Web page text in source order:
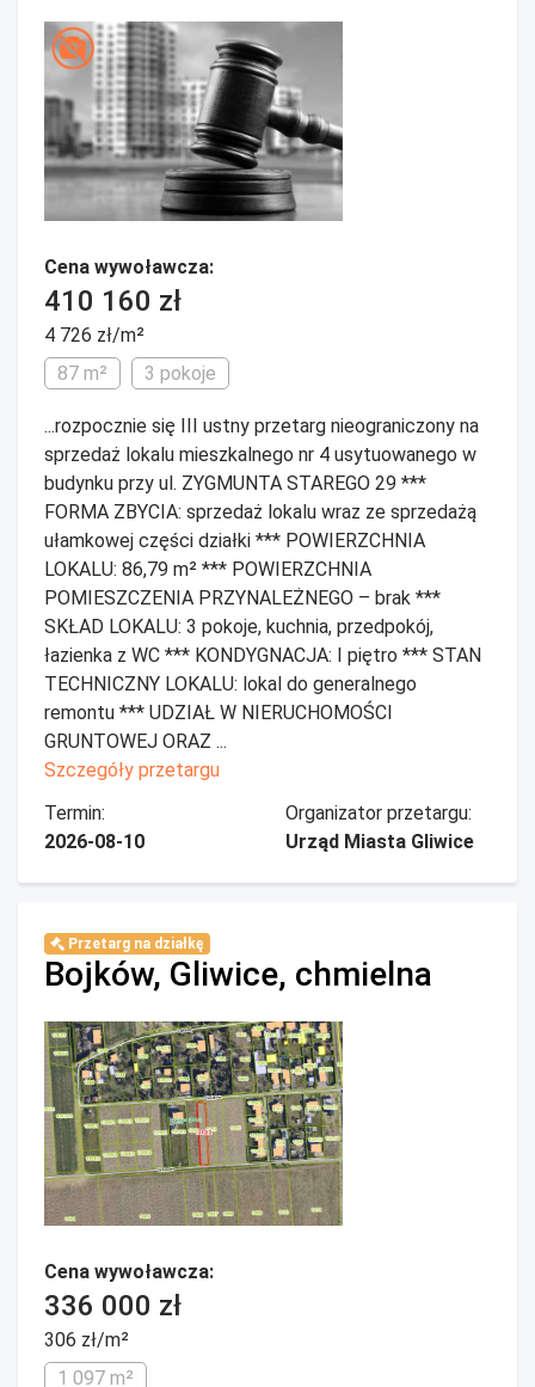
Cena wywoławcza:
410 160 zł
4 726 zł/m²
87 m²
3 pokoje
...rozpocznie się III ustny przetarg nieograniczony na
sprzedaż lokalu mieszkalnego nr 4 usytuowanego w
budynku przy ul. ZYGMUNTA STAREGO 29 ***
FORMA ZBYCIA: sprzedaż lokalu wraz ze sprzedażą
ułamkowej części działki *** POWIERZCHNIA
LOKALU: 86,79 m² *** POWIERZCHNIA
POMIESZCZENIA PRZYNALEŻNEGO – brak ***
SKŁAD LOKALU: 3 pokoje, kuchnia, przedpokój,
łazienka z WC *** KONDYGNACJA: I piętro *** STAN
TECHNICZNY LOKALU: lokal do generalnego
remontu *** UDZIAŁ W NIERUCHOMOŚCI
GRUNTOWEJ ORAZ ...
Szczegóły przetargu
Termin:
2026-08-10
Organizator przetargu:
Urząd Miasta Gliwice
Przetarg na działkę
Bojków, Gliwice, chmielna
Cena wywoławcza:
336 000 zł
306 zł/m²
1 097 m²